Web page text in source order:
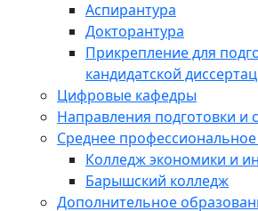
Аспирантура
Докторантура
Прикрепление для
кандидатской
Цифровые кафедры
Направления подготовки и
Среднее
Колледж экономики и
Барышский колледж
Дополнительное